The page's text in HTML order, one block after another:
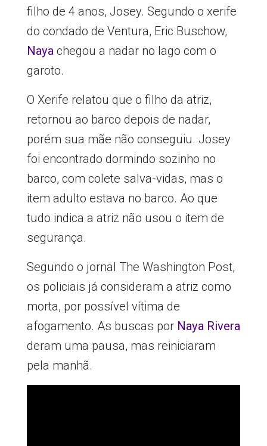
filho de 4 anos, Josey. Segundo o xerife
do condado de Ventura, Eric Buschow,
Naya chegou a nadar no lago com o
garoto.
O Xerife relatou que o filho da atriz,
retornou ao barco depois de nadar,
porém sua mãe não conseguiu. Josey
foi encontrado dormindo sozinho no
barco, com colete salva-vidas, mas o
item adulto estava no barco. Ao que
tudo indica a atriz não usou o item de
segurança.
Segundo o jornal The Washington Post,
os policiais já consideram a atriz como
morta, por possível vítima de
afogamento. As buscas por Naya Rivera
deram uma pausa, mas reiniciaram
pela manhã.